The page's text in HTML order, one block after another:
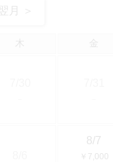
翌月 ＞
8/7
￥7,000